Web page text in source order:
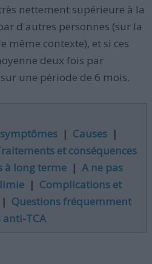
nettement supérieure à la
d'autres personnes (sur la
même contexte), et si ces
deux fois par
une période de 6 mois.
| Causes|
et conséquences
à long terme| A ne pas
| Complications et
Questions fréquemment
anti-TCA